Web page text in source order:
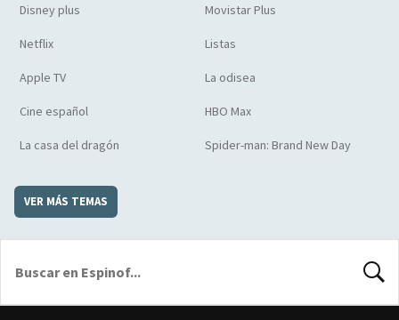
Disney plus Movistar Plus
Netflix Listas
Apple TV La odisea
Cine español HBO Max
La casa del dragón Spider-man: Brand New Day
VER MÁS TEMAS